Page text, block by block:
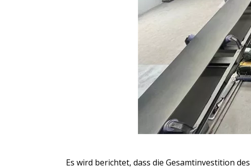
Es wird berichtet, dass die Gesamtinvestition